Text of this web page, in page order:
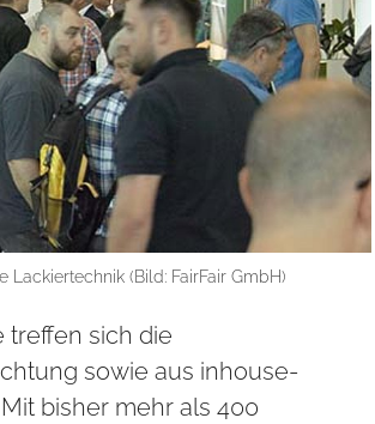
(Bild: FairFair GmbH)
treffen sich die
sowie aus inhouse-
bisher mehr als 400